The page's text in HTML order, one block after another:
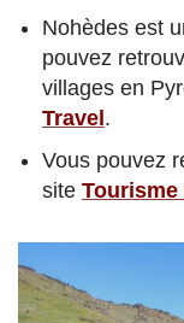
Nohèdes est
pouvez
villages en
Travel .
Vous pouvez
site